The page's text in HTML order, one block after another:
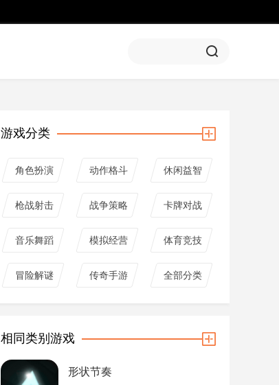
游戏分类
角色扮演 动作格斗 休闲益智
枪战射击 战争策略 卡牌对战
音乐舞蹈 模拟经营 体育竞技
冒险解谜 传奇手游 全部分类
相同类别游戏
形状节奏